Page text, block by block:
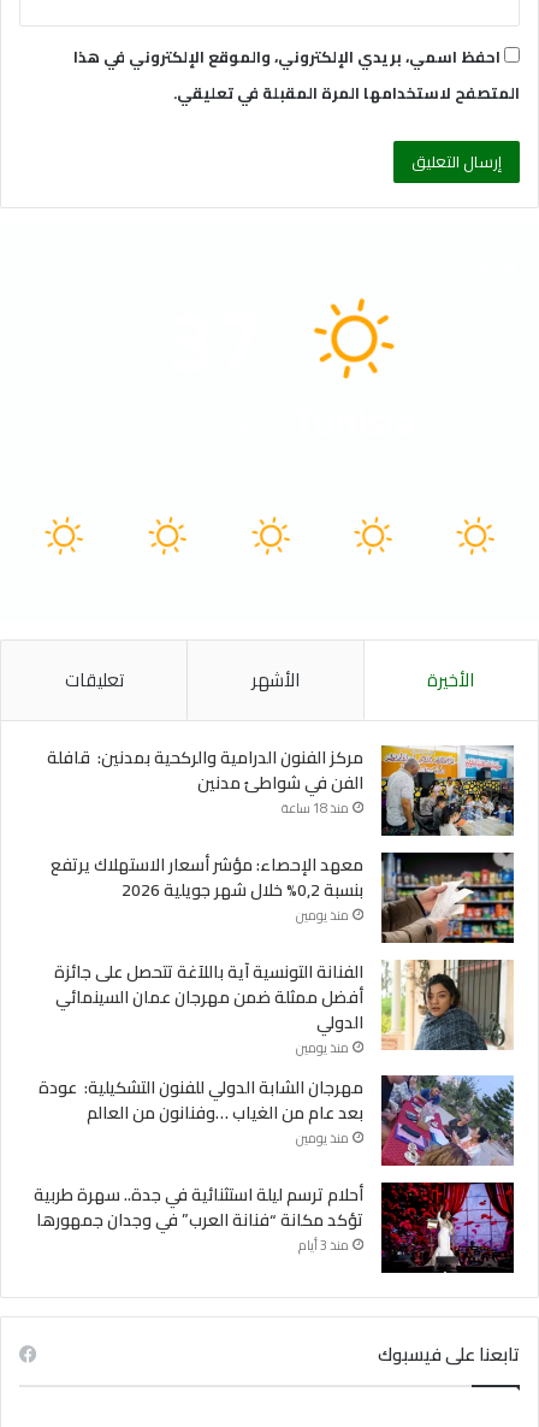
احفظ اسمي، بريدي الإلكتروني، والموقع الإلكتروني في هذا
المتصفح لاستخدامها المرة المقبلة في تعليقي.
الأخيرة الأشهر تعليقات
مركز الفنون الدرامية والركحية بمدنين: قافلة
الفن في شواطئ مدنين
منذ 18 ساعة
معهد الإحصاء: مؤشر أسعار الاستهلاك يرتفع
بنسبة 0,2% خلال شهر جويلية 2026
منذ يومين
الفنانة التونسية آية باللآغة تتحصل على جائزة
أفضل ممثلة ضمن مهرجان عمان السينمائي
الدولي
منذ يومين
مهرجان الشابة الدولي للفنون التشكيلية: عودة
بعد عام من الغياب …وفنانون من العالم
منذ يومين
أحلام ترسم ليلة استثنائية في جدة.. سهرة طربية
تؤكد مكانة “فنانة العرب” في وجدان جمهورها
منذ 3 أيام
تابعنا على فيسبوك